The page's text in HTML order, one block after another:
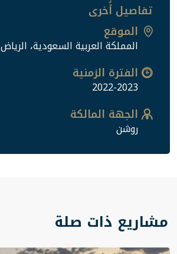
تفاصيل أُخرى
الموقع
المملكة العربية السعودية، الرياض
الفترة الزمنية
2022-2023
الجهة المالكة
روشن
مشاريع ذات صلة